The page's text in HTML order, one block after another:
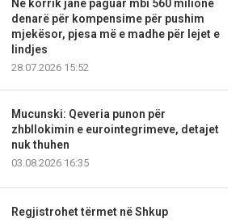
Në korrik janë paguar mbi 560 milionë
denarë për kompensime për pushim
mjekësor, pjesa më e madhe për lejet e
lindjes
28.07.2026 15:52
Mucunski: Qeveria punon për
zhbllokimin e eurointegrimeve, detajet
nuk thuhen
03.08.2026 16:35
Regjistrohet tërmet në Shkup